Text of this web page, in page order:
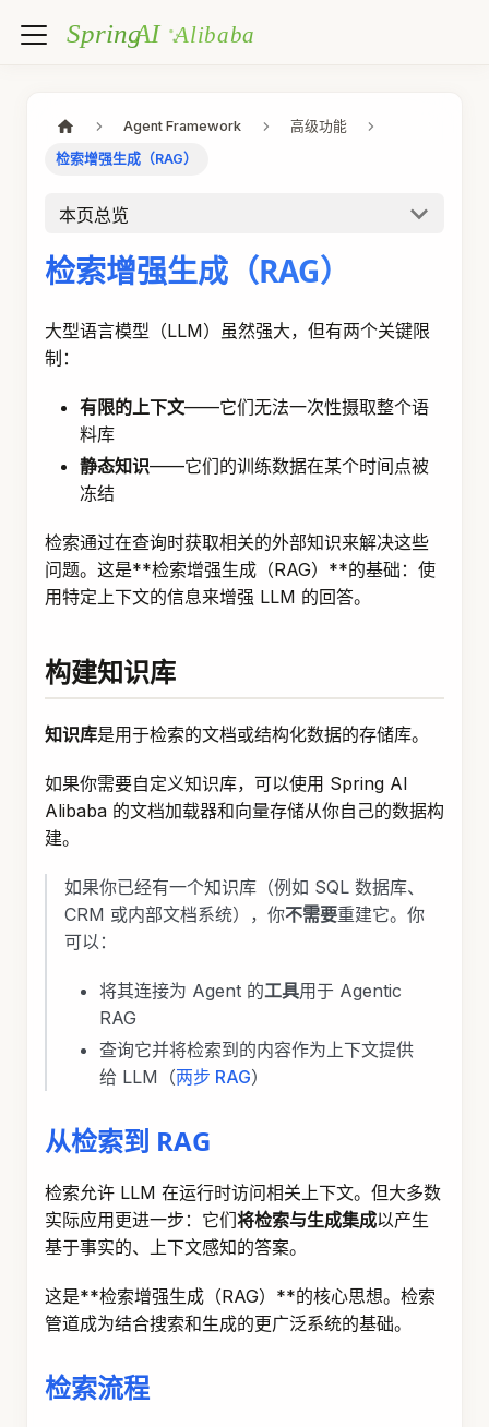
Agent Framework 高级功能
检索增强生成（RAG）
本页总览
检索增强生成（RAG）
大型语言模型（LLM）虽然强大，但有两个关键限
制：
有限的上下文——它们无法一次性摄取整个语
料库
静态知识——它们的训练数据在某个时间点被
冻结
检索通过在查询时获取相关的外部知识来解决这些
问题。这是**检索增强生成（RAG）**的基础：使
用特定上下文的信息来增强 LLM 的回答。
构建知识库
知识库是用于检索的文档或结构化数据的存储库。
如果你需要自定义知识库，可以使用 Spring AI
Alibaba 的文档加载器和向量存储从你自己的数据构
建。
如果你已经有一个知识库（例如 SQL 数据库、
CRM 或内部文档系统），你不需要重建它。你
可以：
将其连接为 Agent 的工具用于 Agentic
RAG
查询它并将检索到的内容作为上下文提供
给 LLM（两步 RAG）
从检索到 RAG
检索允许 LLM 在运行时访问相关上下文。但大多数
实际应用更进一步：它们将检索与生成集成以产生
基于事实的、上下文感知的答案。
这是**检索增强生成（RAG）**的核心思想。检索
管道成为结合搜索和生成的更广泛系统的基础。
检索流程